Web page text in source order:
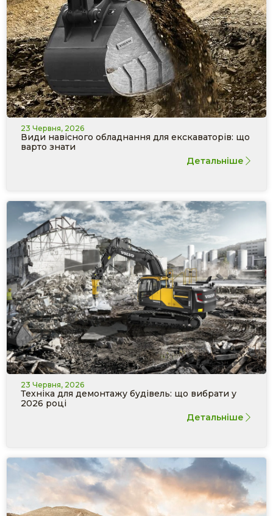
23 Червня, 2026
Види навісного обладнання для екскаваторів: що
варто знати
Детальніше
23 Червня, 2026
Техніка для демонтажу будівель: що вибрати у
2026 році
Детальніше